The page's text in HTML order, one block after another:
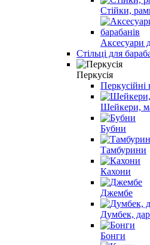
Стійки,
Аксесуари
Стільці для
Перкусія
Перкусійні
Шейкери,
Бубни
Тамбурини
Кахони
Джембе
Думбек,
Бонги